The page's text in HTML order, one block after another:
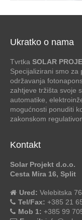
Ukratko o nama
Tvrtka SOLAR
Specijalizirani smo za
održavanja
zahtjeve tržišta svoje
automatike,
mogućnosti ponuditi
zakonskom
Kontakt
Solar Projekt d.o.o.
Cesta Mira 16, Split
Ured: Velebitska
Tel/Fax: +385 21
Mob 1: +385 99